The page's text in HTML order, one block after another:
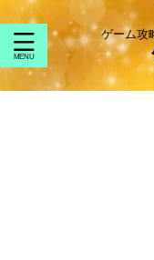
ゲーム攻